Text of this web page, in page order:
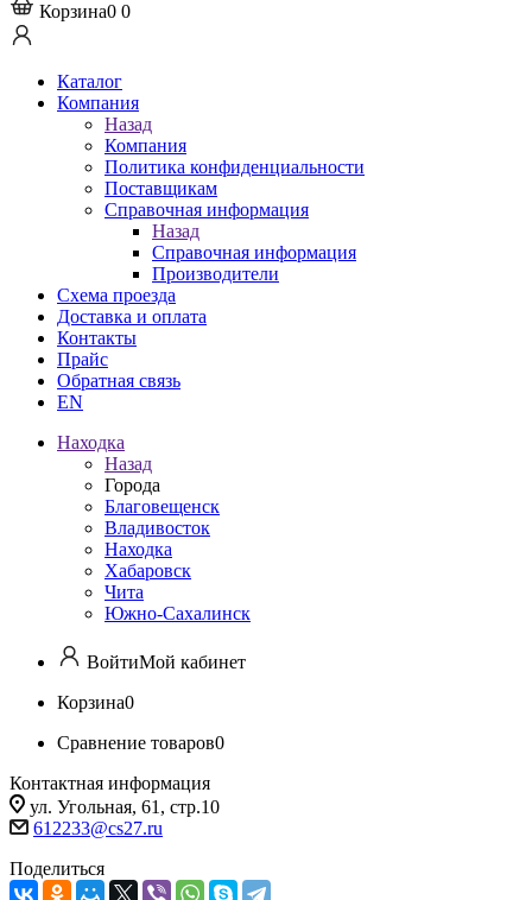
Корзина0 0
Каталог
Компания
Назад
Компания
Политика конфиденциальности
Поставщикам
Справочная информация
Назад
Справочная информация
Производители
Схема проезда
Доставка и оплата
Контакты
Прайс
Обратная связь
EN
Находка
Назад
Города
Благовещенск
Владивосток
Находка
Хабаровск
Чита
Южно-Сахалинск
ВойтиМой кабинет
Корзина0
Сравнение товаров0
Контактная информация
ул. Угольная, 61, стр.10
612233@cs27.ru
Поделиться